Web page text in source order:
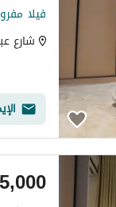
فيلا مفروشة مكونة من
شارع